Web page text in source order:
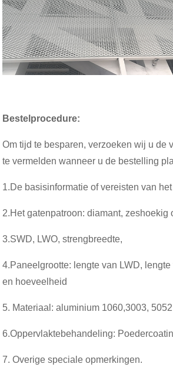
Bestelprocedure:
Om tijd te besparen, verzoeken wij u de
te vermelden wanneer u de bestelling
1.De basisinformatie of vereisten van
2.Het gatenpatroon: diamant, zeshoekig
3.SWD, LWO, strengbreedte,
4.Paneelgrootte: lengte van LWD,
en hoeveelheid
5. Materiaal: aluminium 1060,3003,
6.Oppervlaktebehandeling:
7. Overige speciale opmerkingen.